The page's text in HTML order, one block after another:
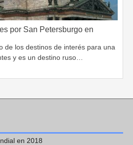
por San Petersburgo en
de los destinos de interés para una
y es un destino ruso…
en 2018